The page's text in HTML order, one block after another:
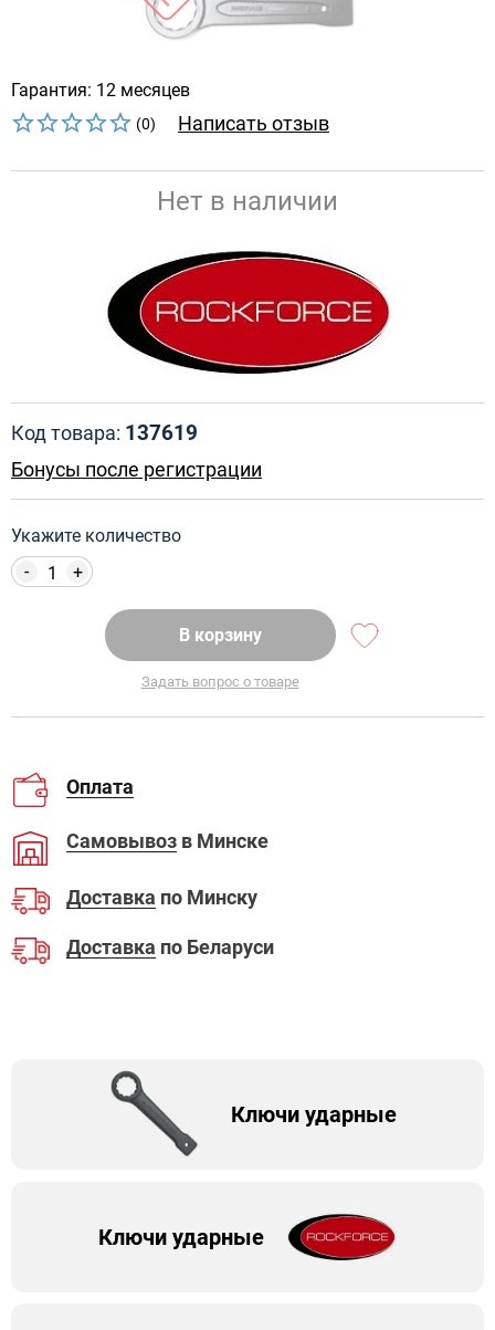
Гарантия: 12 месяцев
(0) Написать отзыв
Нет в наличии
Код товара: 137619
Бонусы после регистрации
Укажите количество
+
-
В корзину
Задать вопрос о товаре
Оплата
Самовывоз в Минске
Доставка по Минску
Доставка по Беларуси
Ключи ударные
Ключи ударные